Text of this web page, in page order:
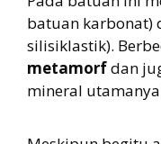
batuan karbonat)
silisiklastik).
metamorfdan
mineral